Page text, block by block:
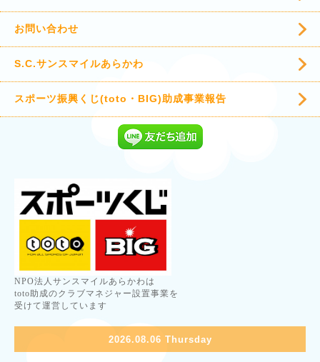
お問い合わせ
S.C.サンスマイルあらかわ
スポーツ振興くじ(toto・BIG)助成事業報告
NPO法人サンスマイルあらかわは
toto助成のクラブマネジャー設置事業を
受けて運営しています
2026.08.06 Thursday